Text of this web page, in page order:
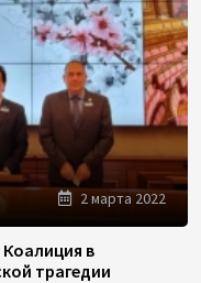
2 марта 2022
в
трагедии